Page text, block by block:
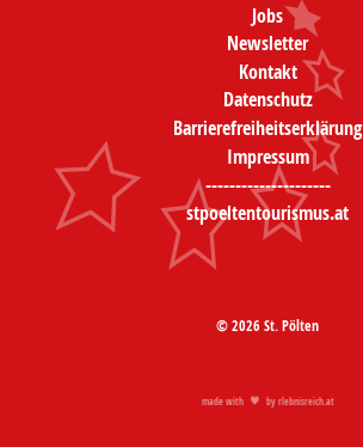
Jobs
Newsletter
Kontakt
Datenschutz
Barrierefreiheitserklärung
Impressum
---------------------
stpoeltentourismus.at
© 2026 St. Pölten
made with by rlebnisreich.at